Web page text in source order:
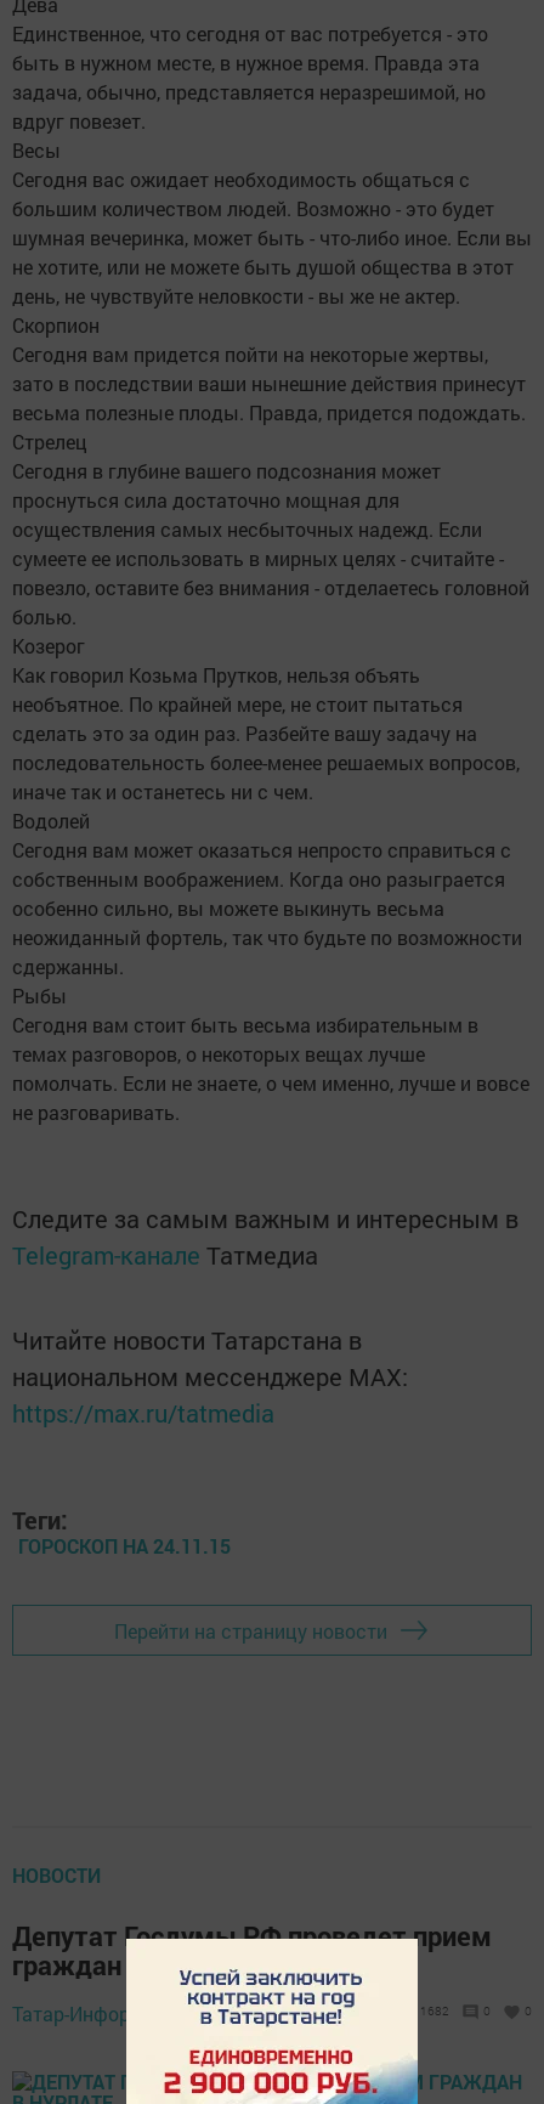
Единственное, что сегодня от вас потребуется - это
быть в нужном месте, в нужное время. Правда эта
задача, обычно, представляется неразрешимой, но
вдруг повезет.
Весы
Сегодня вас ожидает необходимость общаться с
большим количеством людей. Возможно - это будет
шумная вечеринка, может быть - что-либо иное. Если вы
не хотите, или не можете быть душой общества в этот
день, не чувствуйте неловкости - вы же не актер.
Скорпион
Сегодня вам придется пойти на некоторые жертвы,
зато в последствии ваши нынешние действия принесут
весьма полезные плоды. Правда, придется подождать.
Стрелец
Сегодня в глубине вашего подсознания может
проснуться сила достаточно мощная для
осуществления самых несбыточных надежд. Если
сумеете ее использовать в мирных целях - считайте -
повезло, оставите без внимания - отделаетесь головной
болью.
Козерог
Как говорил Козьма Прутков, нельзя объять
необъятное. По крайней мере, не стоит пытаться
сделать это за один раз. Разбейте вашу задачу на
последовательность более-менее решаемых вопросов,
иначе так и останетесь ни с чем.
Водолей
Сегодня вам может оказаться непросто справиться с
собственным воображением. Когда оно разыграется
особенно сильно, вы можете выкинуть весьма
неожиданный фортель, так что будьте по возможности
сдержанны.
Рыбы
Сегодня вам стоит быть весьма избирательным в
темах разговоров, о некоторых вещах лучше
помолчать. Если не знаете, о чем именно, лучше и вовсе
не разговаривать.
Следите за самым важным и интересным в
Telegram-канале Татмедиа
Читайте новости Татарстана в
национальном мессенджере MАХ:
https://max.ru/tatmedia
Теги:
ГОРОСКОП НА 24.11.15
Перейти на страницу новости
НОВОСТИ
Депутат Госдумы РФ проведет прием
граждан в Нурлате
Татар-Информ, 23 ноября 2015 - 13:47 1682 0 0